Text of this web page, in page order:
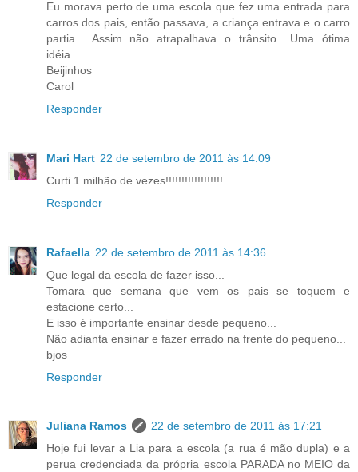
Eu morava perto de uma escola que fez uma entrada para
carros dos pais, então passava, a criança entrava e o carro
partia... Assim não atrapalhava o trânsito.. Uma ótima
idéia...
Beijinhos
Carol
Responder
Mari Hart 22 de setembro de 2011 às 14:09
Curti 1 milhão de vezes!!!!!!!!!!!!!!!!!!
Responder
Rafaella 22 de setembro de 2011 às 14:36
Que legal da escola de fazer isso...
Tomara que semana que vem os pais se toquem e
estacione certo...
E isso é importante ensinar desde pequeno...
Não adianta ensinar e fazer errado na frente do pequeno...
bjos
Responder
Juliana Ramos
22 de setembro de 2011 às 17:21
Hoje fui levar a Lia para a escola (a rua é mão dupla) e a
perua credenciada da própria escola PARADA no MEIO da